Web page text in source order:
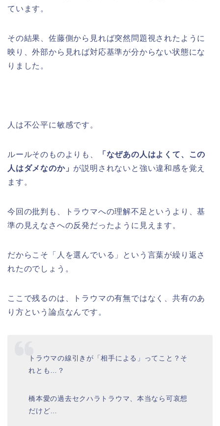
ています。
その結果、佐藤側から見れば突然問題視されたように
映り、外部から見れば対応基準が分からない状態にな
りました。
人は不公平に敏感です。
ルールそのものよりも、
「なぜあの人はよくて、この
人はダメなのか」 が説明されないと強い違和感を覚え
ます。
今回の批判も、トラウマへの理解不足というより、基
準の見えなさへの反発だったように見えます。
だからこそ「人を選んでいる」という言葉が繰り返さ
れたのでしょう。
ここで残るのは、トラウマの有無ではなく、共有のあ
り方という論点なんです。
トラウマの線引きが「相手による」ってこと？そ
れとも…？
橋本愛の過去セクハラトラウマ、本当なら可哀想
だけど…